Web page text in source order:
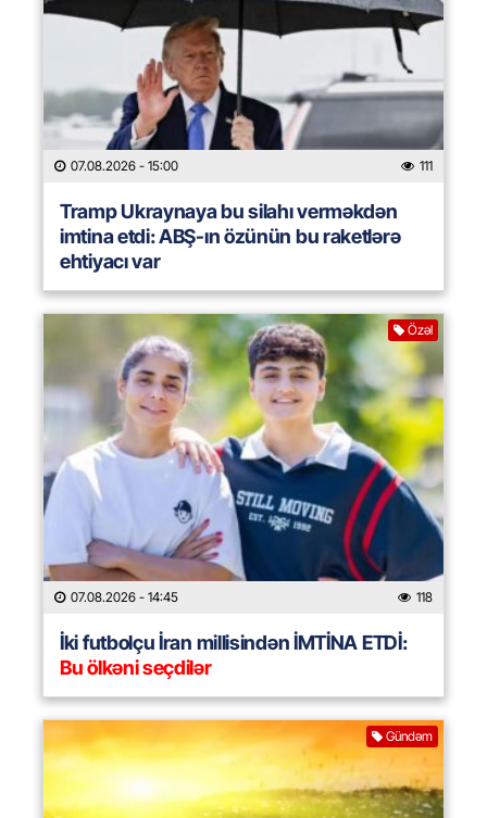
07.08.2026 - 15:00 111
Tramp Ukraynaya bu silahı verməkdən
imtina etdi: ABŞ-ın özünün bu raketlərə
ehtiyacı var
Özəl
07.08.2026 - 14:45 118
İki futbolçu İran millisindən İMTİNA ETDİ:
Bu ölkəni seçdilər
Gündəm